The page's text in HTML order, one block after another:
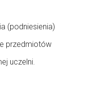
(podniesienia)
przedmiotów
uczelni.